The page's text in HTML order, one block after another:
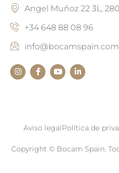
Angel Muñoz 22 3L,
+34 648 88 08 96
info@bocamspain.com
Aviso legalPolítica de
Copyright © Bocam Spain.